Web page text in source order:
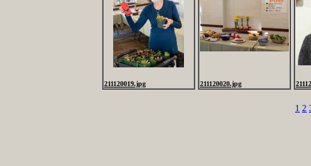
211120019.jpg 211120020.jpg
1 2